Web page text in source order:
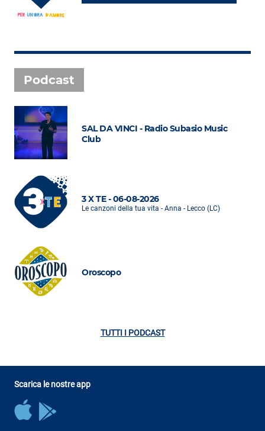
Podcast
SAL DA VINCI - Radio Subasio Music
Club
3 X TE - 06-08-2026
Le canzoni della tua vita - Anna - Lecco (LC)
Oroscopo
TUTTI I PODCAST
Scarica le nostre app